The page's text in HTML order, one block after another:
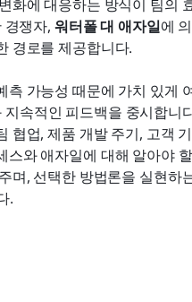
화에 대응하는 방식이 팀의
경쟁자, 워터폴 대 애자일에
경로를 제공합니다.
가능성 때문에 가치 있게
속적인 피드백을 중시합니
협업, 제품 개발 주기, 고객
와 애자일에 대해 알아야
며, 선택한 방법론을 실현하
.